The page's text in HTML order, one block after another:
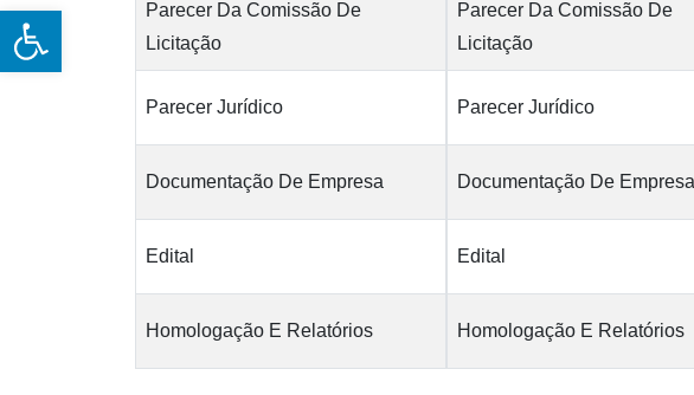
Open toolbarParecer Da Comissão De
Licitação
Parecer Da Comissão De
Licitação
Parecer Jurídico Parecer Jurídico
Documentação De Empresa Documentação De Empresa
Edital Edital
Homologação E Relatórios Homologação E Relatórios